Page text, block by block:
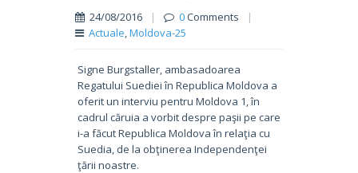
24/08/2016 | 0Comments
|
Actuale,Moldova-25
Signe Burgstaller, ambasadoarea
Regatului Suediei în Republica Moldova a
oferit un interviu pentru Moldova 1, în
cadrul căruia a vorbit despre paşii pe care
i-a făcut Republica Moldova în relaţia cu
Suedia, de la obţinerea Independenţei
ţării noastre.